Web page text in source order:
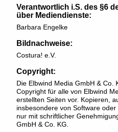
Verantwortlich i.S. des §6
über Mediendienste:
Barbara Engelke
Bildnachweise:
Costura! e.V.
Copyright:
Die Elbwind Media GmbH & Co.
Copyright für alle von Elbwind
erstellten Seiten vor. Kopieren,
insbesondere von Software oder
nur mit schriftlicher
GmbH & Co. KG.